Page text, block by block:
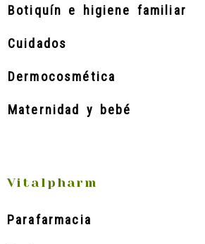
Botiquín e higiene familiar
Cuidados
Dermocosmética
Maternidad y bebé
Vitalpharm
Parafarmacia